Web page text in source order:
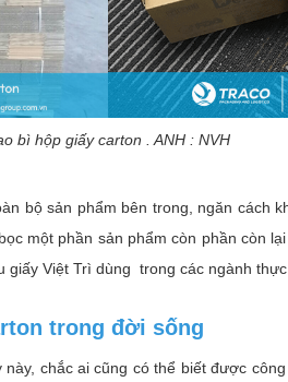
bì hộp giấy carton . ANH : NVH
bộ sản phẩm bên trong, ngăn cách
một phần sản phẩm còn phần còn
Việt Trì dùng trong các ngành
trong đời sống
chắc ai cũng có thể biết được